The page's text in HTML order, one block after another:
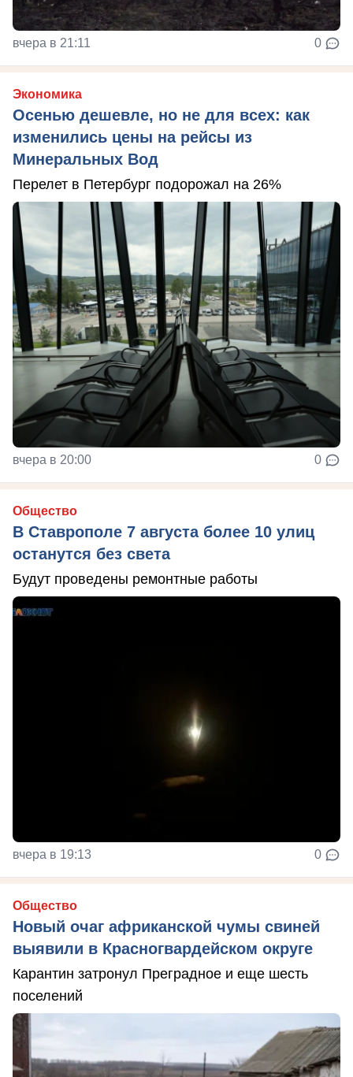
вчера в 21:11 0
Экономика
Осенью дешевле, но не для всех: как
изменились цены на рейсы из
Минеральных Вод
Перелет в Петербург подорожал на 26%
вчера в 20:00 0
Общество
В Ставрополе 7 августа более 10 улиц
останутся без света
Будут проведены ремонтные работы
вчера в 19:13 0
Общество
Новый очаг африканской чумы свиней
выявили в Красногвардейском округе
Карантин затронул Преградное и еще шесть
поселений